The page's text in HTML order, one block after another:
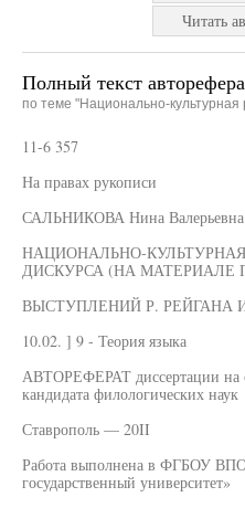
Читать
Полный текст
по теме "Национально-культурная
11-6 357
На правах рукописи
САЛЬНИКОВА Нина Валерьевна
НАЦИОНАЛЬНО-
ДИСКУРСА (НА МАТЕРИАЛЕ
ВЫСТУПЛЕНИЙ Р. РЕЙГАНА
10.02. ] 9 - Теория языка
АВТОРЕФЕРАТ диссертации на
кандидата филологических наук
Ставрополь — 20II
Работа выполнена в ФГБОУ ВПО
государственный университет»